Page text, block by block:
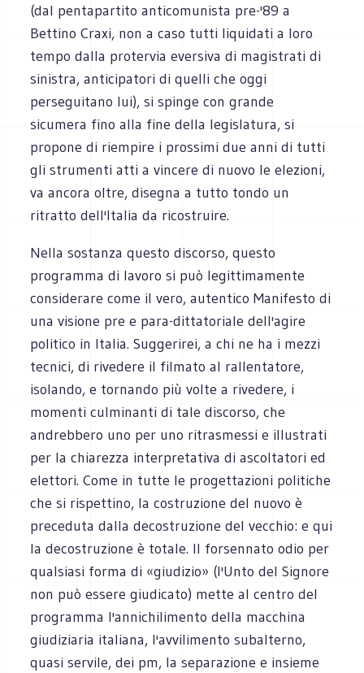
(dal pentapartito anticomunista pre-'89 a
Bettino Craxi, non a caso tutti liquidati a loro
tempo dalla protervia eversiva di magistrati di
sinistra, anticipatori di quelli che oggi
perseguitano lui), si spinge con grande
sicumera fino alla fine della legislatura, si
propone di riempire i prossimi due anni di tutti
gli strumenti atti a vincere di nuovo le elezioni,
va ancora oltre, disegna a tutto tondo un
ritratto dell'Italia da ricostruire.
Nella sostanza questo discorso, questo
programma di lavoro si può legittimamente
considerare come il vero, autentico Manifesto di
una visione pre e para-dittatoriale dell'agire
politico in Italia. Suggerirei, a chi ne ha i mezzi
tecnici, di rivedere il filmato al rallentatore,
isolando, e tornando più volte a rivedere, i
momenti culminanti di tale discorso, che
andrebbero uno per uno ritrasmessi e illustrati
per la chiarezza interpretativa di ascoltatori ed
elettori. Come in tutte le progettazioni politiche
che si rispettino, la costruzione del nuovo è
preceduta dalla decostruzione del vecchio: e qui
la decostruzione è totale. Il forsennato odio per
qualsiasi forma di «giudizio» (l'Unto del Signore
non può essere giudicato) mette al centro del
programma l'annichilimento della macchina
giudiziaria italiana, l'avvilimento subalterno,
quasi servile, dei pm, la separazione e insieme